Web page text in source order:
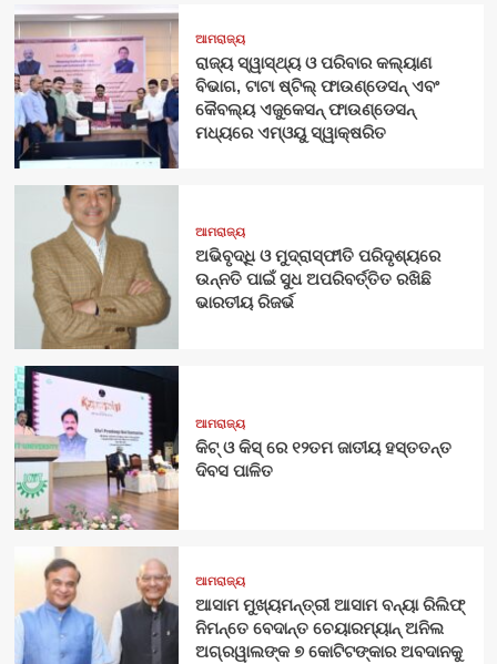
ଆମରାଜ୍ୟ
ରାଜ୍ୟ ସ୍ୱାସ୍ଥ୍ୟ ଓ ପରିବାର କଲ୍ୟାଣ
ବିଭାଗ, ଟାଟା ଷ୍ଟିଲ୍ ଫାଉଣ୍ଡେସନ୍ ଏବଂ
କୈବଲ୍ୟ ଏଜୁକେସନ୍ ଫାଉଣ୍ଡେସନ୍
ମଧ୍ୟରେ ଏମ୍‌ଓୟୁ ସ୍ୱାକ୍ଷରିତ
ଆମରାଜ୍ୟ
ଅଭିବୃଦ୍ଧି ଓ ମୁଦ୍ରାସ୍ଫୀତି ପରିଦୃଶ୍ୟରେ
ଉନ୍ନତି ପାଇଁ ସୁଧ ଅପରିବର୍ତ୍ତିତ ରଖିଛି
ଭାରତୀୟ ରିଜର୍ଭ
ଆମରାଜ୍ୟ
କିଟ୍‍ ଓ କିସ୍‍ ରେ ୧୨ତମ ଜାତୀୟ ହସ୍ତତନ୍ତ
ଦିବସ ପାଳିତ
ଆମରାଜ୍ୟ
ଆସାମ ମୁଖ୍ୟମନ୍ତ୍ରୀ ଆସାମ ବନ୍ୟା ରିଲିଫ୍
ନିମନ୍ତେ ବେଦାନ୍ତ ଚେୟାରମ୍ୟାନ୍ ଅନିଲ
ଅଗ୍ରୱାଲଙ୍କ ୭ କୋଟିଟଙ୍କାର ଅବଦାନକୁ